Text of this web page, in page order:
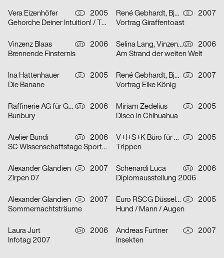
Vera Eizenhöfer D
2005
Gehorche Deiner Intuition! / Traue Deinem Reflex!
René Gebhardt, Björn Kernspeckt, Sebastian Locke D
2007
Vortrag Giraffentoast
Vinzenz Blaas CH
2006
Brennende Finsternis
Selina Lang, Vinzenz Blaas CH
2006
Am Strand der weiten Welt
Ina Hattenhauer D
2005
Die Banane
René Gebhardt, Björn Kernspeckt, Sebastian Locke D
2007
Vortrag Eike König
Raffinerie AG für Gestaltung CH
2006
Bunbury
Miriam Zedelius D
2005
Disco in Chihuahua
Atelier Bundi CH
2006
SC Wissenschaftstage Sport/Biel
V+I+S+K Büro für Visuelle Kommunikation D
2005
Trippen
Alexander Glandien D
2007
Zirpen 07
Schenardi Luca CH
2006
Diplomausstellung 2006
Alexander Glandien D
2007
Sommernachtsträume
Euro RSCG Düsseldorf D
2005
Hund / Mann / Augen
Laura Jurt CH
2006
Infotag 2007
Andreas Furtner A
2007
Insekten